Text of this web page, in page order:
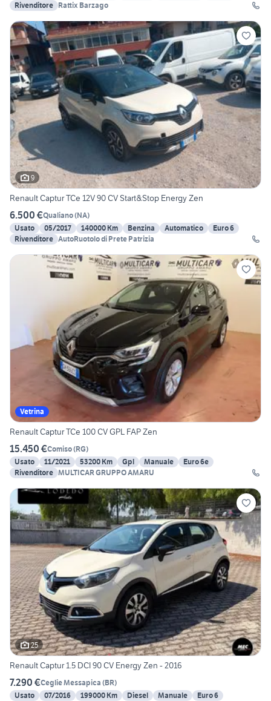
Rivenditore Rattix Barzago
9
Renault Captur TCe 12V 90 CV Start&Stop Energy Zen
6.500 €Qualiano(NA)
Usato
05/2017 140000 Km Benzina Automatico
Euro 6
Rivenditore AutoRuotolo di Prete Patrizia
Vetrina
Renault Captur TCe 100 CV GPL FAP Zen
15.450 €Comiso(RG)
Usato
11/2021 53200 Km Gpl Manuale
Euro 6e
Rivenditore MULTICAR GRUPPO AMARU
25
Renault Captur 1.5 DCI 90 CV Energy Zen - 2016
7.290 €Ceglie Messapica (BR)
Usato
07/2016 199000 Km Diesel Manuale
Euro 6